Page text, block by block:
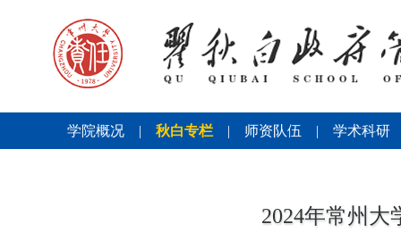
学院概况 | 秋白专栏 | 师资队伍 | 学术科研
2024年常州